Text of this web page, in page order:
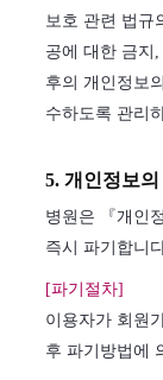
보호 관련 법규
공에 대한 금지
후의 개인정보
수하도록 관리
5. 개인정보
병원은 『개인
즉시 파기합니
[파기절차]
이용자가 회원
후 파기방법에